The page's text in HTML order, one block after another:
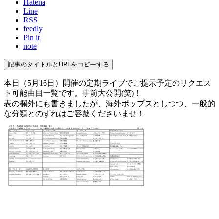
Hatena
Line
RSS
feedly
Pin it
note
記事のタイトルとURLをコピーする
本日（5月16日）開催の定期ライブでご提示予定のリクエス
ト可能曲目一覧です。事前大公開(笑)！
表の欄外にも書きましたが、海外ポップスとしつつ、一般的
な分類とのずれはご容赦くださいませ！